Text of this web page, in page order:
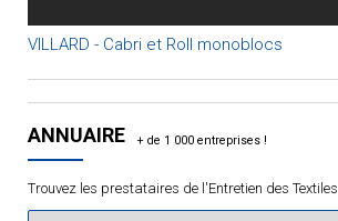
VILLARD - Cabri et Roll monoblocs
ANNUAIRE
Trouvez les prestataires de l'Entretien des Textiles